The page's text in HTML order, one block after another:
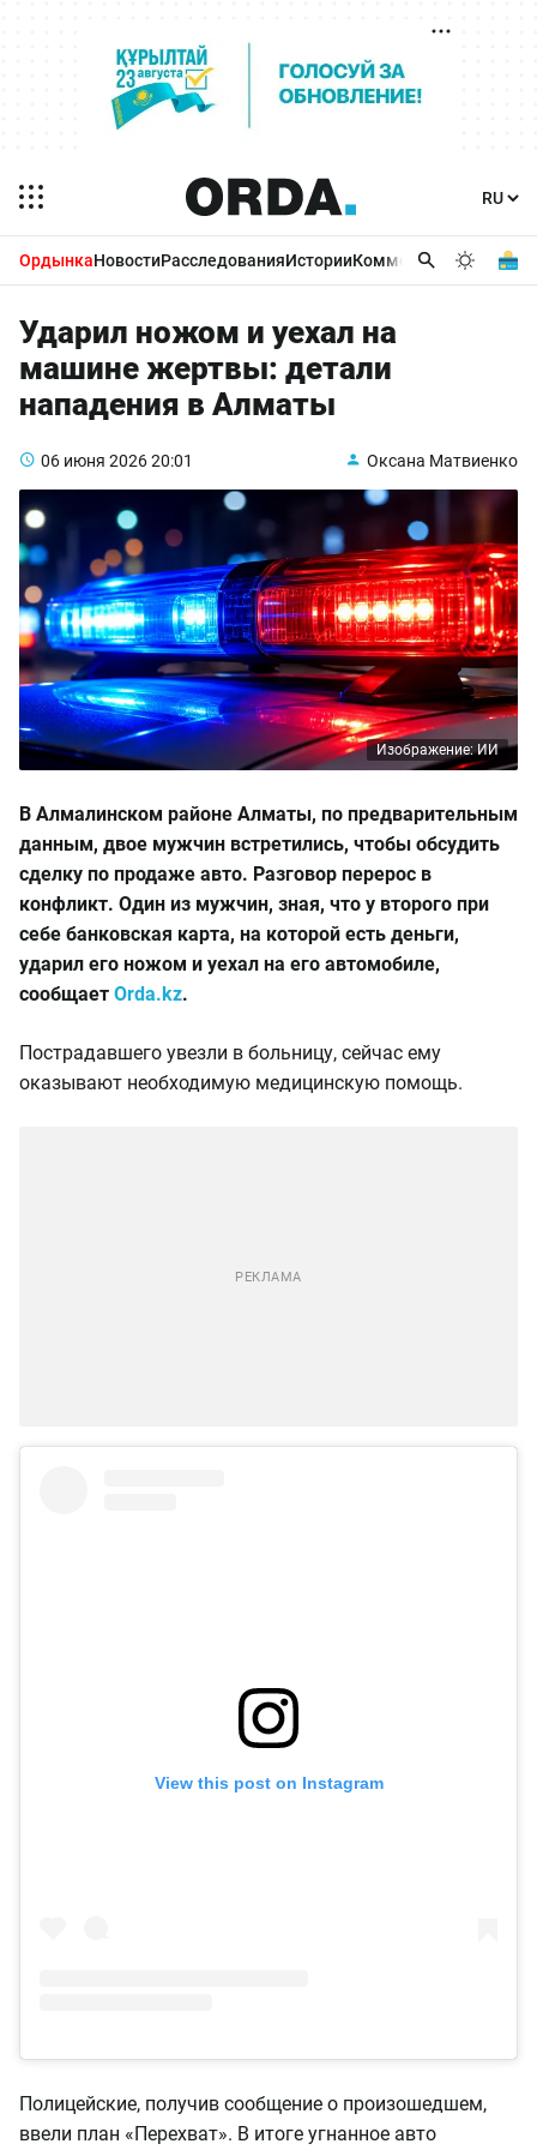
ОрдынкаНовостиРасследованияИсторииКомментарииБизнес
Ударил ножом и уехал на
машине жертвы: детали
нападения в Алматы
06 июня 202620:01 Оксана Матвиенко
Изображение: ИИ
В Алмалинском районе Алматы, по предварительным
данным, двое мужчин встретились, чтобы обсудить
сделку по продаже авто. Разговор перерос в
конфликт. Один из мужчин, зная, что у второго при
себе банковская карта, на которой есть деньги,
ударил его ножом и уехал на его автомобиле,
сообщает Orda.kz.
Пострадавшего увезли в больницу, сейчас ему
оказывают необходимую медицинскую помощь.
View this post on Instagram
Полицейские, получив сообщение о произошедшем,
ввели план «Перехват». В итоге угнанное авто